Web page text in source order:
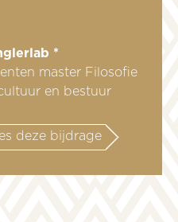
*
master Filosofie
en bestuur
deze bijdrage